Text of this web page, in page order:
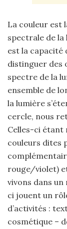
La couleur est
spectrale de la
est la capacité
distinguer des
spectre de la
ensemble de
la lumière
cercle, nous
Celles-ci étant
couleurs dites
rouge/violet)
vivons dans
ci jouent un
d’activités :
cosmétique –